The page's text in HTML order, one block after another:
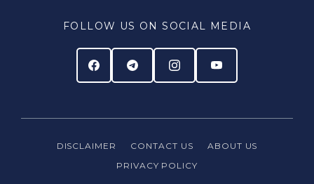
FOLLOW US ON SOCIAL MEDIA
DISCLAIMER CONTACT US
ABOUT US
PRIVACY POLICY